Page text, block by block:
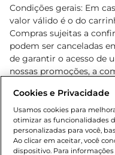
Condições gerais: Em
valor válido é o do
Compras sujeitas a
podem ser canceladas
de garantir o acesso de
nossas promoções, a
cliente. Os preços,
o e-commerce e válidos
sofrer alterações sem
de bebidas alcoólicas
Lei n.º 8069/90, art. 81,
Cookies e Privacidade
Usamos cookies para
otimizar as funcionalidades
personalizadas para você,
Ao clicar em aceitar, você
dispositivo. Para